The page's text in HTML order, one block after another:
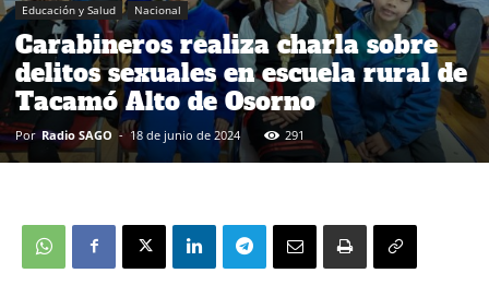
Educación y Salud Nacional
Carabineros realiza charla sobre
delitos sexuales en escuela rural de
Tacamó Alto de Osorno
Por Radio SAGO - 18 de junio de 2024 291